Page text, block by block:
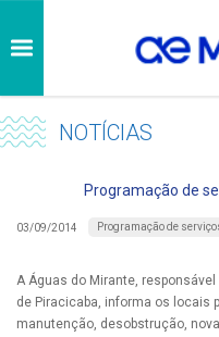
NOTÍCIAS
Programação de
03/09/2014 Programação de
A Águas do Mirante,
de Piracicaba, informa os locais
manutenção, desobstrução,